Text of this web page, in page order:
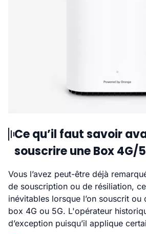
Ce qu’il faut savoir
souscrire une Box 4G/
Vous l’avez peut-être déjà
de souscription ou de résiliation,
inévitables lorsque l’on souscrit ou
box 4G ou 5G. L'opérateur
d’exception puisqu’il applique